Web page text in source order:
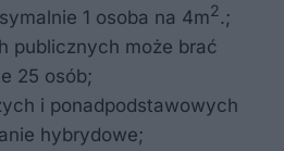
1 osoba na 4m2.;
publicznych może brać
25 osób;
i ponadpodstawowych
hybrydowe;